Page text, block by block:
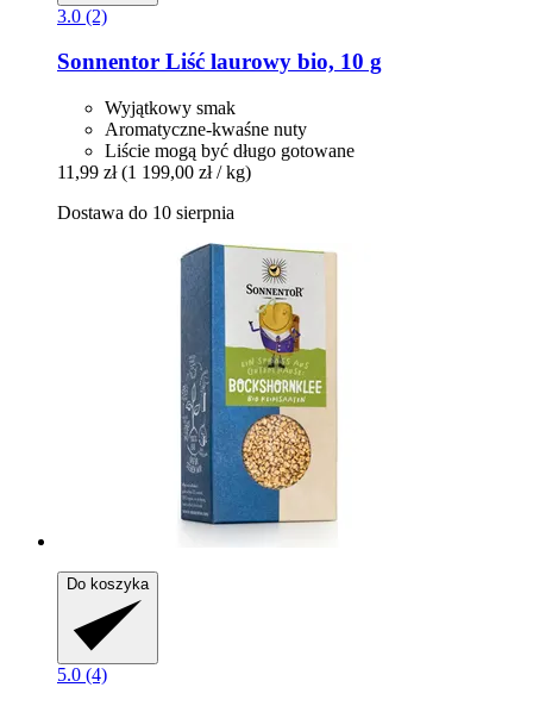
3.0 (2)
Sonnentor Liść laurowy bio, 10 g
Wyjątkowy smak
Aromatyczne-kwaśne nuty
Liście mogą być długo gotowane
11,99 zł (1 199,00 zł / kg)
Dostawa do 10 sierpnia
Do koszyka
5.0 (4)